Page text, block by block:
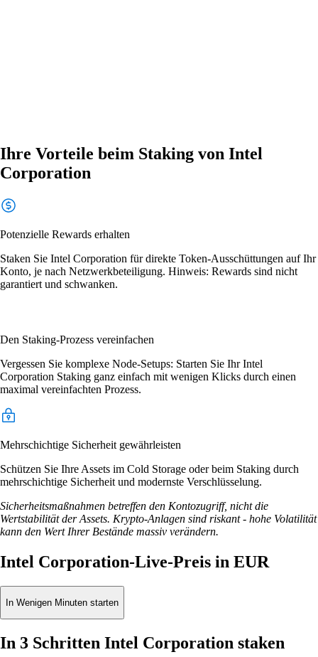
Ihre Vorteile beim Staking von Intel
Corporation
Potenzielle Rewards erhalten
Staken Sie Intel Corporation für direkte Token-Ausschüttungen auf Ihr
Konto, je nach Netzwerkbeteiligung. Hinweis: Rewards sind nicht
garantiert und schwanken.
Den Staking-Prozess vereinfachen
Vergessen Sie komplexe Node-Setups: Starten Sie Ihr Intel
Corporation Staking ganz einfach mit wenigen Klicks durch einen
maximal vereinfachten Prozess.
Mehrschichtige Sicherheit gewährleisten
Schützen Sie Ihre Assets im Cold Storage oder beim Staking durch
mehrschichtige Sicherheit und modernste Verschlüsselung.
Sicherheitsmaßnahmen betreffen den Kontozugriff, nicht die
Wertstabilität der Assets. Krypto-Anlagen sind riskant - hohe Volatilität
kann den Wert Ihrer Bestände massiv verändern.
Intel Corporation-Live-Preis in EUR
In Wenigen Minuten starten
In 3 Schritten Intel Corporation staken